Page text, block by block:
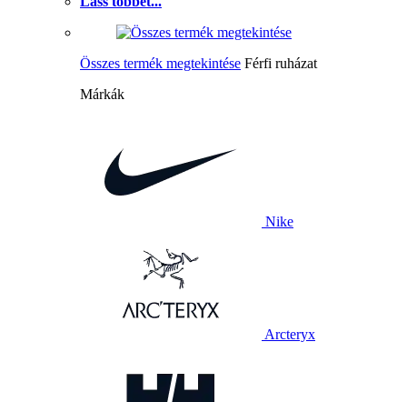
Összes termék megtekintése Férfi ruházat
Márkák
Nike
Arcteryx